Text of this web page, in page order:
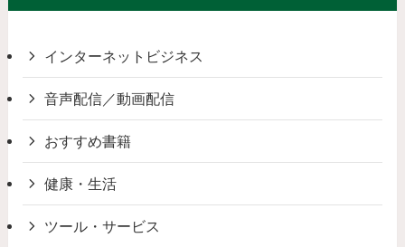
インターネットビジネス
音声配信／動画配信
おすすめ書籍
健康・生活
ツール・サービス